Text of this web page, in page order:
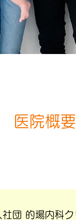
医院概要
社団 的場内科